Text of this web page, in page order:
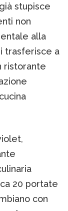
stupisce
non
alla
trasferisce a
ristorante
20 portate
con